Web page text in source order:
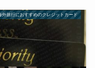
外旅行におすすめのクレジットカード